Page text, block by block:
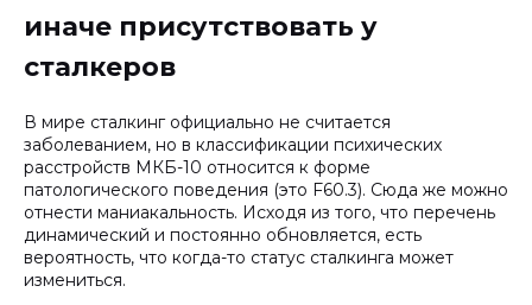
иначе присутствовать у
сталкеров
В мире сталкинг официально не считается
заболеванием, но в классификации психических
расстройств МКБ-10 относится к форме
патологического поведения (это F60.3). Сюда же можно
отнести маниакальность. Исходя из того, что перечень
динамический и постоянно обновляется, есть
вероятность, что когда-то статус сталкинга может
измениться.